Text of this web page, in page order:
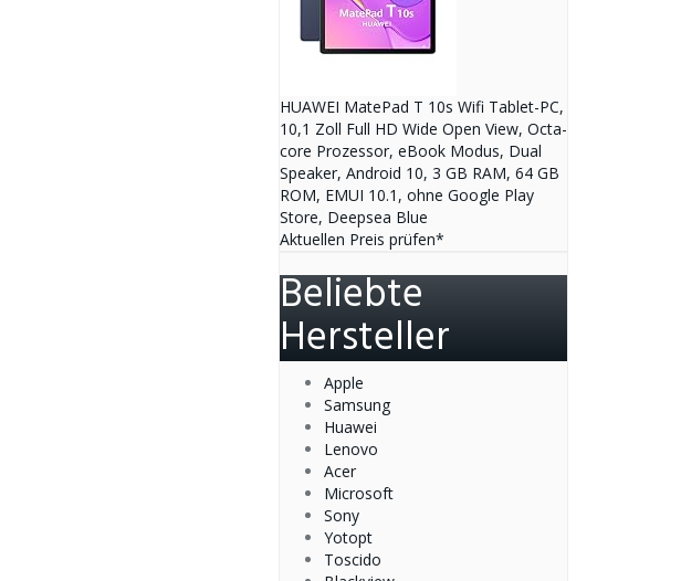
HUAWEI MatePad T 10s Wifi Tablet-PC,
10,1 Zoll Full HD Wide Open View, Octa-
core Prozessor, eBook Modus, Dual
Speaker, Android 10, 3 GB RAM, 64 GB
ROM, EMUI 10.1, ohne Google Play
Store, Deepsea Blue
Aktuellen Preis prüfen*
Beliebte
Hersteller
Apple
Samsung
Huawei
Lenovo
Acer
Microsoft
Sony
Yotopt
Toscido